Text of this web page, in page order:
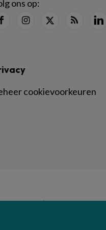
ons op:
cookievoorkeuren
Nature|Privacy